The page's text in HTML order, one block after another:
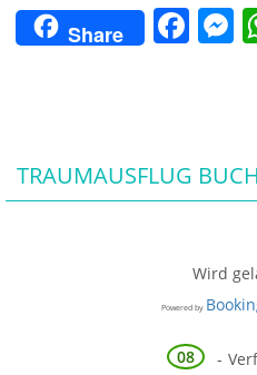
Share F
b
o
k
n
g
TRAUMAUSFLUG
Wird
Powered by
08 -